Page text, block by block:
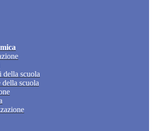
della scuola
della scuola